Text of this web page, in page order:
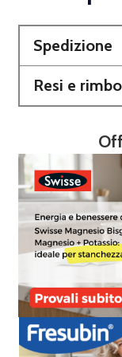
Spedizione
Resi e